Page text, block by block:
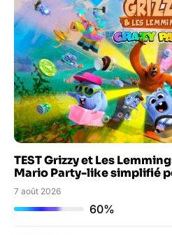
TEST Grizzy et Les
Mario Party-like simplifié
7 août 2026
60%